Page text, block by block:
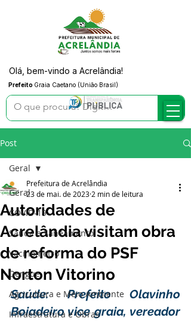
Prefeito Graia Caetano (União Brasil)
Olá, bem-vindo a Acrelândia!
Post
Geral
COVID-19
Saúde e Saneamento
Vacinômetro
Dengue
Agricultura e Meio Ambiente
Infraestrutura e Obras
Geral
Autoridades de
Acrelândia visitam obra
de reforma do PSF
Norton Vitorino
Prefeitura de Acrelândia
23 de mai. de 2023 2 min de leitura
Saúde: Prefeito Olavinho
Boiadeiro vice graia, vereador